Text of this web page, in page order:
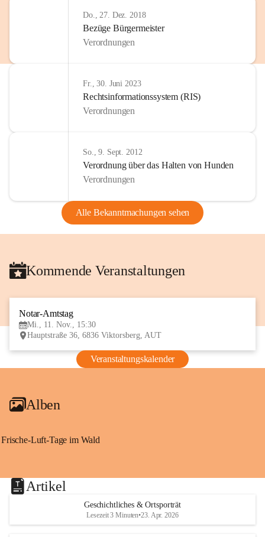
Do., 27. Dez. 2018
Bezüge Bürgermeister
Verordnungen
Fr., 30. Juni 2023
Rechtsinformationssystem (RIS)
Verordnungen
So., 9. Sept. 2012
Verordnung über das Halten von Hunden
Verordnungen
Alle Bekanntmachungen sehen
Kommende Veranstaltungen
Notar-Amtstag
Mi., 11. Nov., 15:30
Hauptstraße 36, 6836 Viktorsberg, AUT
Veranstaltungskalender
Alben
Frische-Luft-Tage im Wald
Artikel
Geschichtliches & Ortsporträt
Lesezeit 3 Minuten•23. Apr. 2026